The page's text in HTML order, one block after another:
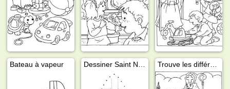
Bateau à vapeur